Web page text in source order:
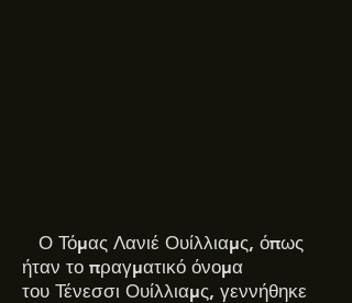
Ο Τόμας Λανιέ Ουίλλιαμς, όπως
ήταν το πραγματικό όνομα
του Τένεσσι Ουίλλιαμς, γεννήθηκε